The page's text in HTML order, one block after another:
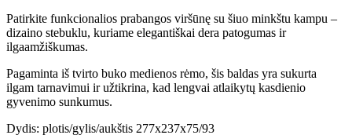
Patirkite funkcionalios prabangos viršūnę su šiuo minkštu kampu –
dizaino stebuklu, kuriame elegantiškai dera patogumas ir
ilgaamžiškumas.
Pagaminta iš tvirto buko medienos rėmo, šis baldas yra sukurta
ilgam tarnavimui ir užtikrina, kad lengvai atlaikytų kasdienio
gyvenimo sunkumus.
Dydis: plotis/gylis/aukštis 277x237x75/93